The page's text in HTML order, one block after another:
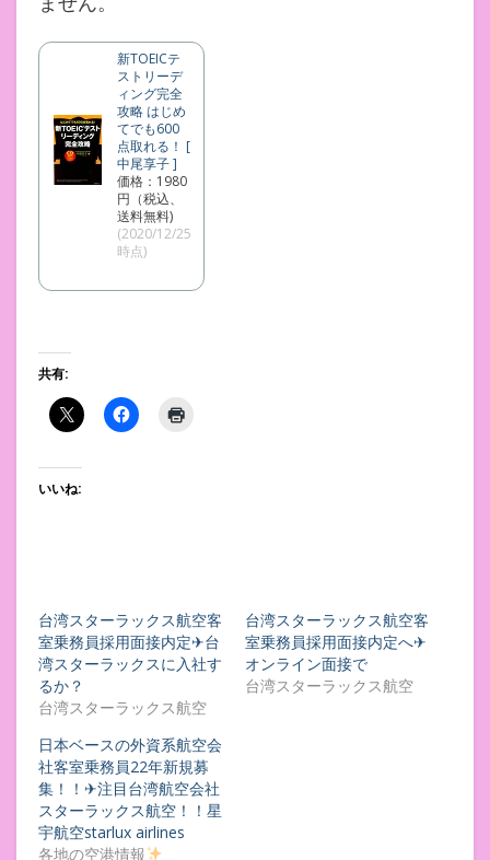
新TOEICテ
ストリーデ
ィング完全
攻略 はじめ
てでも600
点取れる！ [
中尾享子 ]
価格：1980
円（税込、
送料無料)
(2020/12/25
時点)
共有:
いいね:
台湾スターラックス航空客
室乗務員採用面接内定✈台
湾スターラックスに入社す
るか？
台湾スターラックス航空
台湾スターラックス航空客
室乗務員採用面接内定へ✈
オンライン面接で
台湾スターラックス航空
日本ベースの外資系航空会
社客室乗務員22年新規募
集！！✈注目台湾航空会社
スターラックス航空！！星
宇航空starlux airlines
各地の空港情報